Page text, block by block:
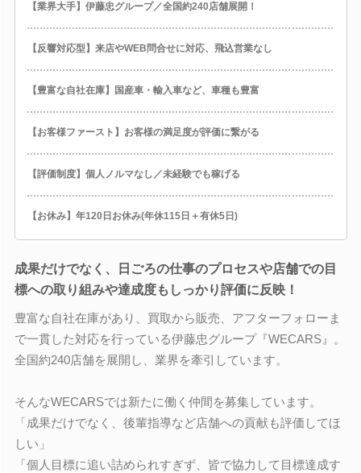
【業界大手】伊藤忠グループ／全国約240店舗展開！
【反響対応型】来店やWEB問合せに対応、飛込営業なし
【豊富な自社在庫】国産車・輸入車など、車種も豊富
【お客様ファースト】お客様の満足度が評価に繋がる
【評価制度】個人ノルマなし／未経験でも稼げる
【お休み】年120日お休み(年休115日＋有休5日)
成果だけでなく、日ごろの仕事のプロセスや店舗での目
標への取り組みや達成度もしっかり評価に反映！
豊富な自社在庫があり、買取から販売、アフターフォローま
で一貫した対応を行っている伊藤忠グループ『WECARS』。
全国約240店舗を展開し、業界を牽引しています。
そんなWECARSでは新たに働く仲間を募集しています。
「成果だけでなく、後輩指導など店舗への貢献も評価してほ
しい」
「個人目標に追い詰められすぎず、皆で協力して目標達成す